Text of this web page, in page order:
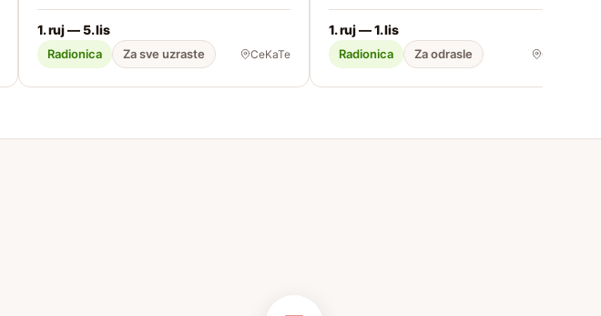
1. ruj — 5. lis
Radionica Za sve uzraste CeKaTe
1. ruj — 1. lis
Radionica Za odrasle CeKaTe